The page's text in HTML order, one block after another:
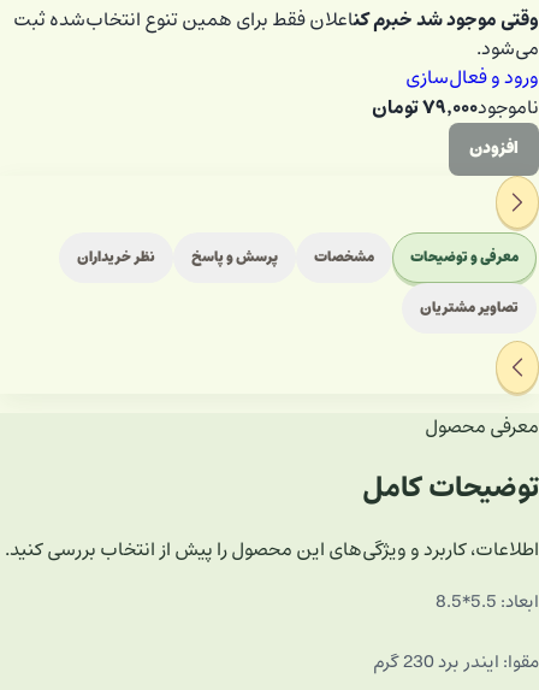
وقتی موجود شد خبرم کناعلان فقط برای همین تنوع انتخاب‌شده ثبت
می‌شود.
ورود و فعال‌سازی
ناموجود۷۹٬۰۰۰تومان
افزودن
معرفی و توضیحات مشخصات پرسش و پاسخ نظر خریداران
تصاویر مشتریان
معرفی محصول
توضیحات کامل
اطلاعات، کاربرد و ویژگی‌های این محصول را پیش از انتخاب بررسی کنید.
ابعاد: 5.5*8.5
مقوا: ایندر برد 230 گرم